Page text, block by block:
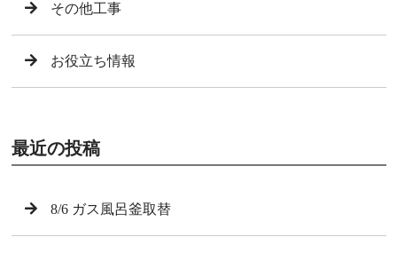
その他工事
お役立ち情報
最近の投稿
8/6 ガス風呂釜取替